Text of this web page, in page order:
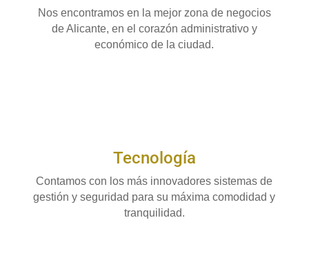
Nos encontramos en la mejor zona de negocios
de Alicante, en el corazón administrativo y
económico de la ciudad.
Tecnología
Contamos con los más innovadores sistemas de
gestión y seguridad para su máxima comodidad y
tranquilidad.